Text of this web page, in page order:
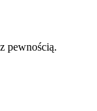
pewnością.